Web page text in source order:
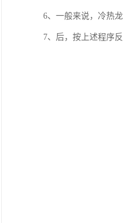
6、一般来说，冷热
7、后，按上述程序反